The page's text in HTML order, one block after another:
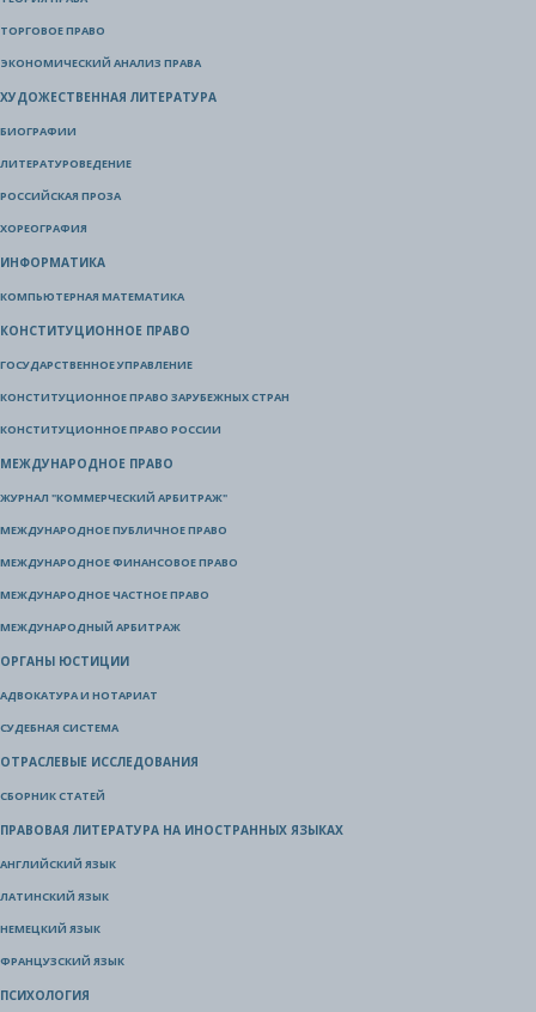
ТОРГОВОЕ ПРАВО
ЭКОНОМИЧЕСКИЙ АНАЛИЗ ПРАВА
ХУДОЖЕСТВЕННАЯ ЛИТЕРАТУРА
БИОГРАФИИ
ЛИТЕРАТУРОВЕДЕНИЕ
РОССИЙСКАЯ ПРОЗА
ХОРЕОГРАФИЯ
ИНФОРМАТИКА
КОМПЬЮТЕРНАЯ МАТЕМАТИКА
КОНСТИТУЦИОННОЕ ПРАВО
ГОСУДАРСТВЕННОЕ УПРАВЛЕНИЕ
КОНСТИТУЦИОННОЕ ПРАВО ЗАРУБЕЖНЫХ СТРАН
КОНСТИТУЦИОННОЕ ПРАВО РОССИИ
МЕЖДУНАРОДНОЕ ПРАВО
ЖУРНАЛ "КОММЕРЧЕСКИЙ АРБИТРАЖ"
МЕЖДУНАРОДНОЕ ПУБЛИЧНОЕ ПРАВО
МЕЖДУНАРОДНОЕ ФИНАНСОВОЕ ПРАВО
МЕЖДУНАРОДНОЕ ЧАСТНОЕ ПРАВО
МЕЖДУНАРОДНЫЙ АРБИТРАЖ
ОРГАНЫ ЮСТИЦИИ
АДВОКАТУРА И НОТАРИАТ
СУДЕБНАЯ СИСТЕМА
ОТРАСЛЕВЫЕ ИССЛЕДОВАНИЯ
СБОРНИК СТАТЕЙ
ПРАВОВАЯ ЛИТЕРАТУРА НА ИНОСТРАННЫХ ЯЗЫКАХ
АНГЛИЙСКИЙ ЯЗЫК
ЛАТИНСКИЙ ЯЗЫК
НЕМЕЦКИЙ ЯЗЫК
ФРАНЦУЗСКИЙ ЯЗЫК
ПСИХОЛОГИЯ